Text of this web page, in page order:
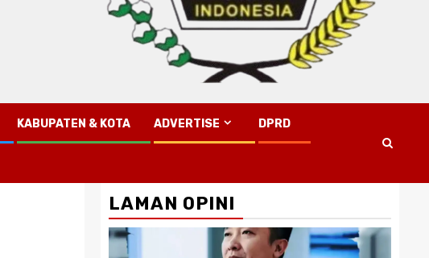
KABUPATEN & KOTA ADVERTISE DPRD
LAMAN OPINI